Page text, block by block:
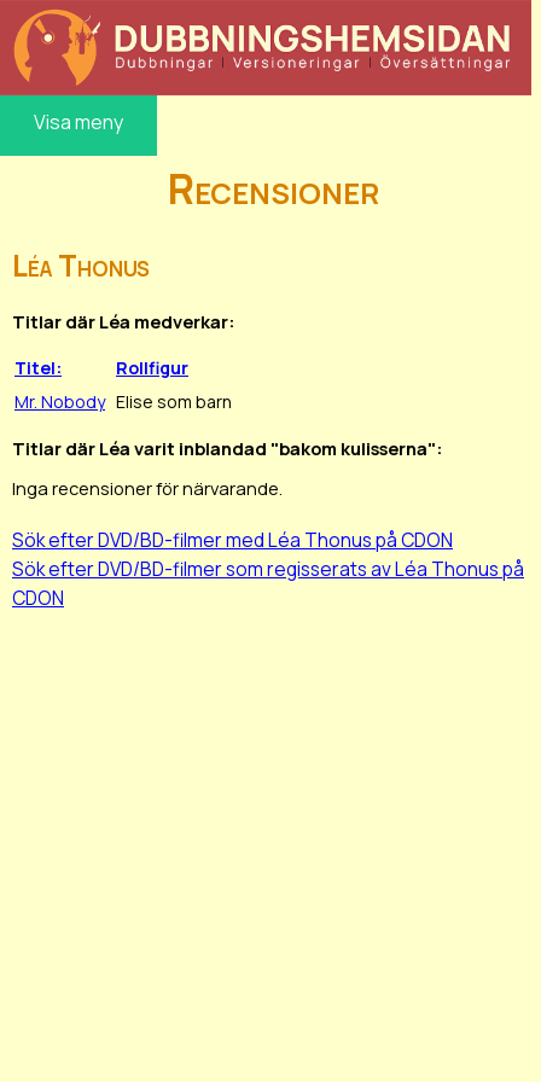
Visa meny
Recensioner
Léa Thonus
Titlar där Léa medverkar:
Titel:
Rollfigur
Mr. Nobody Elise som barn
Titlar där Léa varit inblandad "bakom kulisserna":
Inga recensioner för närvarande.
Sök efter DVD/BD-filmer med Léa Thonus på CDON
Sök efter DVD/BD-filmer som regisserats av Léa Thonus på
CDON